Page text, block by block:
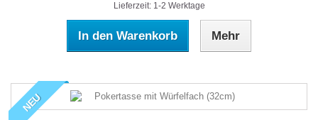
Lieferzeit: 1-2 Werktage
In den Warenkorb Mehr
NEU